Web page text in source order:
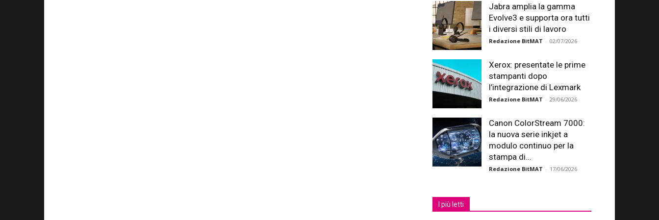
Jabra amplia la gamma
Evolve3 e supporta ora tutti
i diversi stili di lavoro
Redazione BitMAT - 02/07/2026
Xerox: presentate le prime
stampanti dopo
l’integrazione di Lexmark
Redazione BitMAT - 29/06/2026
Canon ColorStream 7000:
la nuova serie inkjet a
modulo continuo per la
stampa di...
Redazione BitMAT - 17/06/2026
I più letti